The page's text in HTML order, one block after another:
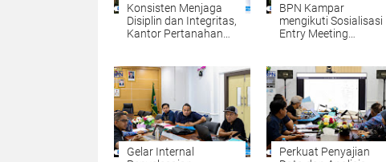
Konsisten Menjaga
Disiplin dan Integritas,
Kantor Pertanahan
sebagai Penguatan
Budaya Kerja
Organisasi
BPN Kampar
mengikuti Sosialisasi
Entry Meeting
2026 yang
diselenggarakan oleh
Ombudsman RI
Gelar Internal
Perkuat Penyajian